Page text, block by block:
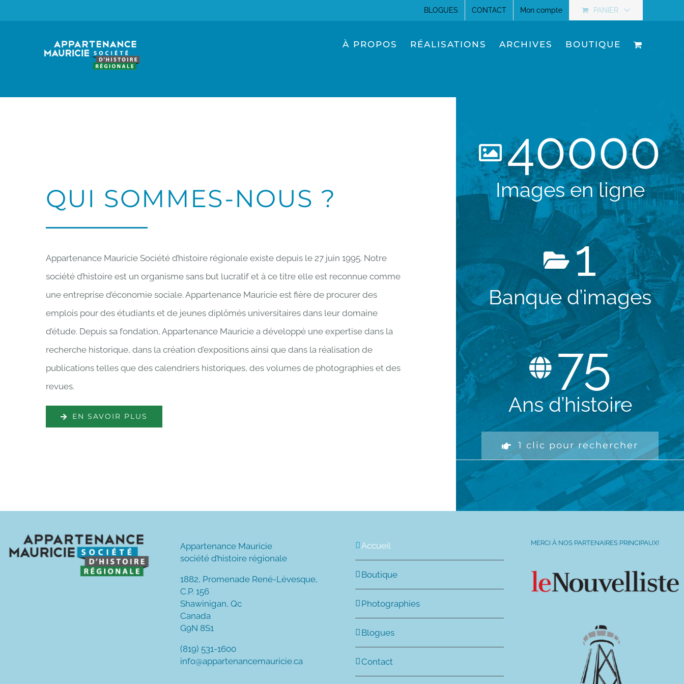
BLOGUES CONTACT Mon compte PANIER
À PROPOS RÉALISATIONS ARCHIVES BOUTIQUE
QUI SOMMES-NOUS ?
Appartenance Mauricie Société d’histoire régionale existe depuis le 27 juin 1995. Notre
société d’histoire est un organisme sans but lucratif et à ce titre elle est reconnue comme
une entreprise d’économie sociale. Appartenance Mauricie est fière de procurer des
emplois pour des étudiants et de jeunes diplômés universitaires dans leur domaine
d’étude. Depuis sa fondation, Appartenance Mauricie a développé une expertise dans la
recherche historique, dans la création d’expositions ainsi que dans la réalisation de
publications telles que des calendriers historiques, des volumes de photographies et des
revues.
EN SAVOIR PLUS
40000
Images en ligne
1
Banque d’images
75
Ans d’histoire
1 clic pour rechercher
Appartenance Mauricie
société d’histoire régionale
1882, Promenade René-Lévesque,
C.P. 156
Shawinigan, Qc
Canada
G9N 8S1
(819) 531-1600
info@appartenancemauricie.ca
Accueil
Boutique
Photographies
Blogues
Contact
MERCI À NOS PARTENAIRES PRINCIPAUX!